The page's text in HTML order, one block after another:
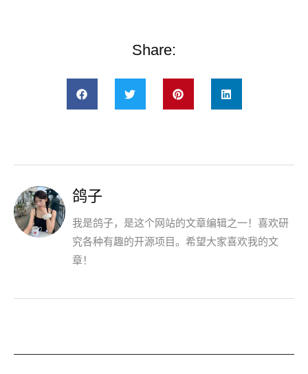
Share:
鸽子
我是鸽子，是这个网站的文章编辑之一！喜欢研
究各种有趣的开源项目。希望大家喜欢我的文
章！